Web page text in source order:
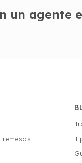
un agente